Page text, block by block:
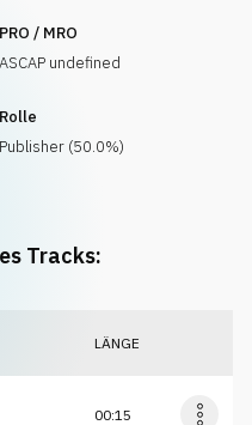
PRO / MRO
ASCAP undefined
Rolle
Publisher (50.0%)
Tracks:
LÄNGE
00:15